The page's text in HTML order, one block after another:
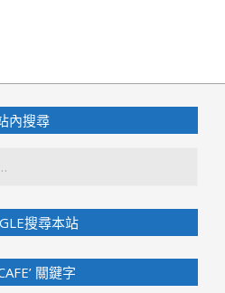
內搜尋
搜尋本站
關鍵字